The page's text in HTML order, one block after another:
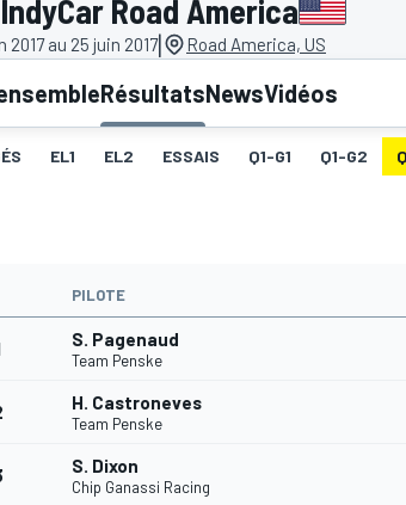
Road America
2017 au 25 juin 2017| Road America, US
RésultatsNewsVidéos
EL1 EL2 ESSAIS Q1-G1 Q1-G2
PILOTE
S. Pagenaud
Team Penske
H. Castroneves
Team Penske
S. Dixon
Chip Ganassi Racing